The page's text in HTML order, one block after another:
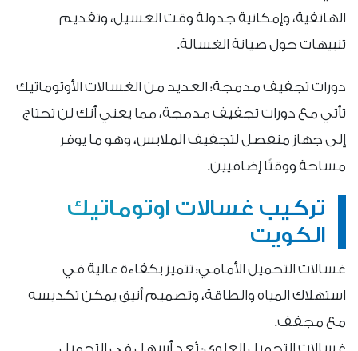
الهاتفية، وإمكانية جدولة وقت الغسيل، وتقديم
تنبيهات حول صيانة الغسالة.
دورات تجفيف مدمجة: العديد من الغسالات الأوتوماتيك
تأتي مع دورات تجفيف مدمجة، مما يعني أنك لن تحتاج
إلى جهاز منفصل لتجفيف الملابس، وهو ما يوفر
مساحة ووقتًا إضافيين.
تركيب غسالات اوتوماتيك
الكويت
غسالات التحميل الأمامي: تتميز بكفاءة عالية في
استهلاك المياه والطاقة، وتصميم أنيق يمكن تكديسه
مع مجفف.
غسالات التحميل العلوي: تُعد أسهل في التحميل